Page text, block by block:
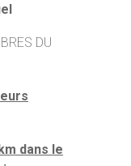
DU
dans le